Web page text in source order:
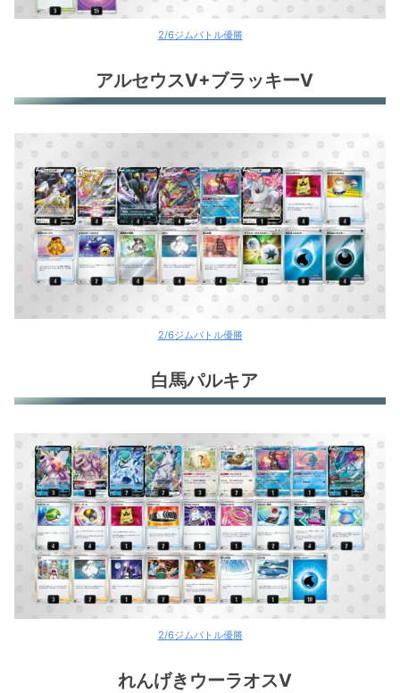
2/6ジムバトル優勝
アルセウスV+ブラッキーV
2/6ジムバトル優勝
白馬パルキア
2/6ジムバトル優勝
れんげきウーラオスV